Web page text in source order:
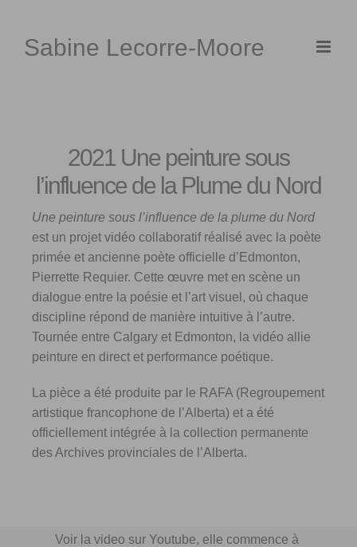
contentSabine Lecorre-Moore
2021 Une peinture sous
l’influence de la Plume du Nord
Une peinture sous l’influence de la plume du Nord
est un projet vidéo collaboratif réalisé avec la poète
primée et ancienne poète officielle d’Edmonton,
Pierrette Requier. Cette œuvre met en scène un
dialogue entre la poésie et l’art visuel, où chaque
discipline répond de manière intuitive à l’autre.
Tournée entre Calgary et Edmonton, la vidéo allie
peinture en direct et performance poétique.
La pièce a été produite par le RAFA (Regroupement
artistique francophone de l’Alberta) et a été
officiellement intégrée à la collection permanente
des Archives provinciales de l’Alberta.
Voir la video sur Youtube, elle commence à